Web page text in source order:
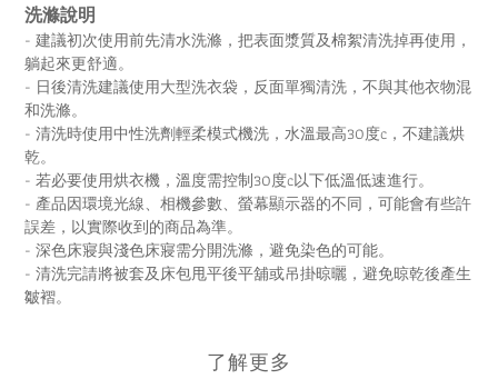
洗滌說明
- 建議初次使用前先清水洗滌，把表面漿質及棉絮清洗掉再使用，
躺起來更舒適。
- 日後清洗建議使用大型洗衣袋，反面單獨清洗，不與其他衣物混
和洗滌。
- 清洗時使用中性洗劑輕柔模式機洗，水溫最高30度c，不建議烘
乾。
- 若必要使用烘衣機，溫度需控制30度c以下低溫低速進行。
- 產品因環境光線、相機參數、螢幕顯示器的不同，可能會有些許
誤差，以實際收到的商品為準。
- 深色床寢與淺色床寢需分開洗滌，避免染色的可能。
- 清洗完請將被套及床包甩平後平舖或吊掛晾曬，避免晾乾後產生
皺褶。
了解更多